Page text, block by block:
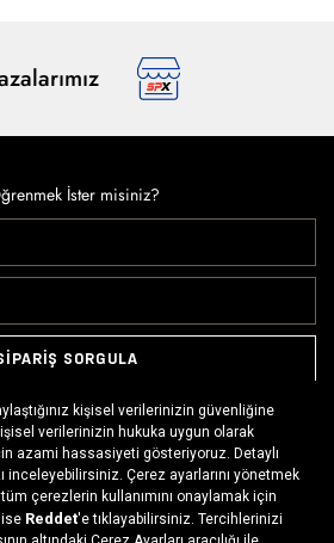
İster misiniz?
SORGULA
olanların markası SPX, çeşitli
giyim ürünleri, outdoor ayakkabılar,
her yerde ve her koşulda doğayla
Daima aktif bir yaşam tarzını